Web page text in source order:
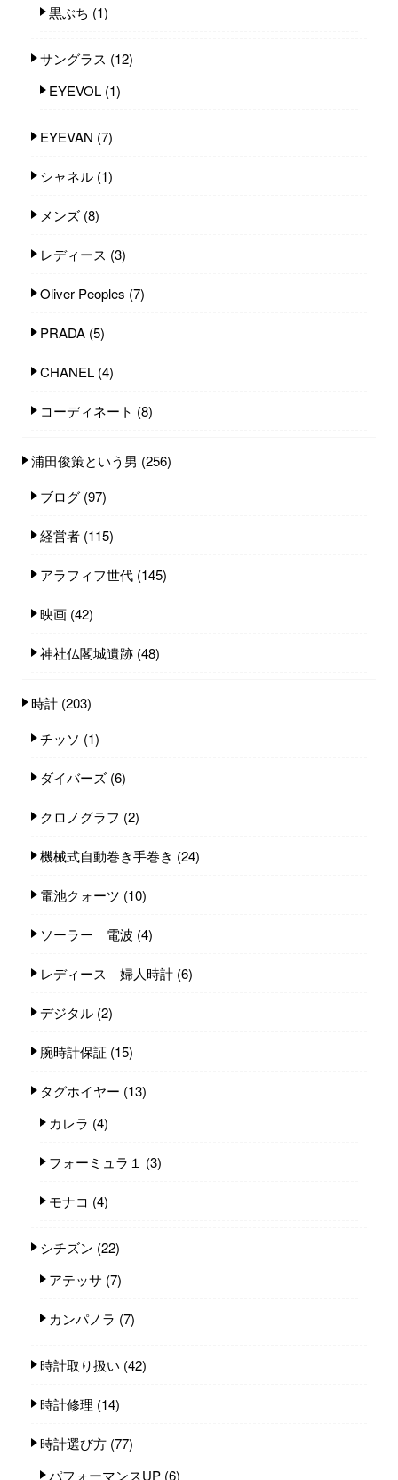
黒ぶち (1)
サングラス (12)
EYEVOL (1)
EYEVAN (7)
シャネル (1)
メンズ (8)
レディース (3)
Oliver Peoples (7)
PRADA (5)
CHANEL (4)
コーディネート (8)
浦田俊策という男 (256)
ブログ (97)
経営者 (115)
アラフィフ世代 (145)
映画 (42)
神社仏閣城遺跡 (48)
時計 (203)
チッソ (1)
ダイバーズ (6)
クロノグラフ (2)
機械式自動巻き手巻き (24)
電池クォーツ (10)
ソーラー 電波 (4)
レディース 婦人時計 (6)
デジタル (2)
腕時計保証 (15)
タグホイヤー (13)
カレラ (4)
フォーミュラ１ (3)
モナコ (4)
シチズン (22)
アテッサ (7)
カンパノラ (7)
時計取り扱い (42)
時計修理 (14)
時計選び方 (77)
パフォーマンスUP (6)